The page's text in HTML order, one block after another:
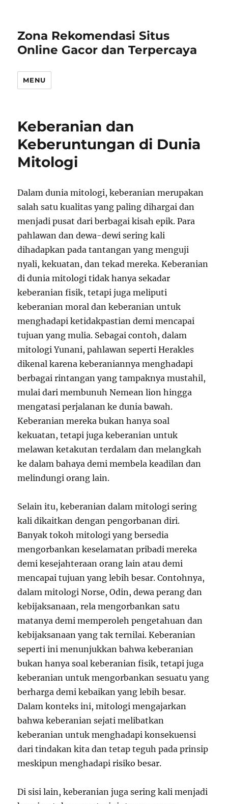
Zona Rekomendasi Situs
Online Gacor dan Terpercaya
MENU
Keberanian dan
Keberuntungan di Dunia
Mitologi
Dalam dunia mitologi, keberanian merupakan
salah satu kualitas yang paling dihargai dan
menjadi pusat dari berbagai kisah epik. Para
pahlawan dan dewa-dewi sering kali
dihadapkan pada tantangan yang menguji
nyali, kekuatan, dan tekad mereka. Keberanian
di dunia mitologi tidak hanya sekadar
keberanian fisik, tetapi juga meliputi
keberanian moral dan keberanian untuk
menghadapi ketidakpastian demi mencapai
tujuan yang mulia. Sebagai contoh, dalam
mitologi Yunani, pahlawan seperti Herakles
dikenal karena keberaniannya menghadapi
berbagai rintangan yang tampaknya mustahil,
mulai dari membunuh Nemean lion hingga
mengatasi perjalanan ke dunia bawah.
Keberanian mereka bukan hanya soal
kekuatan, tetapi juga keberanian untuk
melawan ketakutan terdalam dan melangkah
ke dalam bahaya demi membela keadilan dan
melindungi orang lain.
Selain itu, keberanian dalam mitologi sering
kali dikaitkan dengan pengorbanan diri.
Banyak tokoh mitologi yang bersedia
mengorbankan keselamatan pribadi mereka
demi kesejahteraan orang lain atau demi
mencapai tujuan yang lebih besar. Contohnya,
dalam mitologi Norse, Odin, dewa perang dan
kebijaksanaan, rela mengorbankan satu
matanya demi memperoleh pengetahuan dan
kebijaksanaan yang tak ternilai. Keberanian
seperti ini menunjukkan bahwa keberanian
bukan hanya soal keberanian fisik, tetapi juga
keberanian untuk mengorbankan sesuatu yang
berharga demi kebaikan yang lebih besar.
Dalam konteks ini, mitologi mengajarkan
bahwa keberanian sejati melibatkan
keberanian untuk menghadapi konsekuensi
dari tindakan kita dan tetap teguh pada prinsip
meskipun menghadapi risiko besar.
Di sisi lain, keberanian juga sering kali menjadi